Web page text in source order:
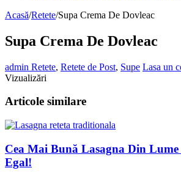
Acasă/Retete/Supa Crema De Dovleac
Supa Crema De Dovleac
admin Retete, Retete de Post, Supe Lasa un
Vizualizări
Articole similare
Cea Mai Bună Lasagna Din Lume
Egal!